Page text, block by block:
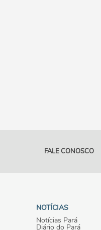
FALE CONOSCO
NOTÍCIAS
Notícias Pará
Diário do Pará